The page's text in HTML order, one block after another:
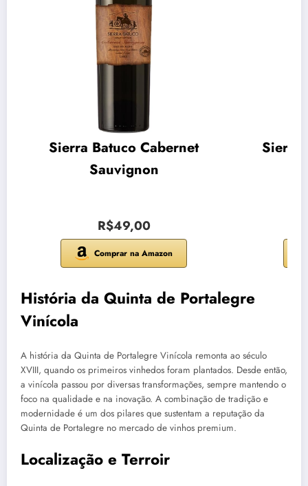
Sierra Batuco Cabernet
Sauvignon
R$49,00
Comprar na Amazon
Sierra
História da Quinta de Portalegre
Vinícola
A história da Quinta de Portalegre Vinícola remonta ao século
XVIII, quando os primeiros vinhedos foram plantados. Desde então,
a vinícola passou por diversas transformações, sempre mantendo o
foco na qualidade e na inovação. A combinação de tradição e
modernidade é um dos pilares que sustentam a reputação da
Quinta de Portalegre no mercado de vinhos premium.
Localização e Terroir